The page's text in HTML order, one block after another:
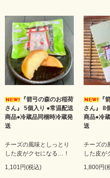
『箭弓の森のお稲荷
さん』 5個入り ●常温配送
商品●冷蔵品同梱時冷蔵発
送
チーズの風味としっとり
した皮がクセになる…！
1,101円(税込)
『
さん』 8
商品●冷
送
チーズの
した皮が
1,800円(